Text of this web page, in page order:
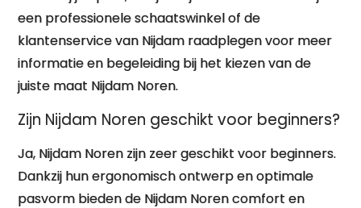
een professionele schaatswinkel of de
klantenservice van Nijdam raadplegen voor meer
informatie en begeleiding bij het kiezen van de
juiste maat Nijdam Noren.
Zijn Nijdam Noren geschikt voor beginners?
Ja, Nijdam Noren zijn zeer geschikt voor beginners.
Dankzij hun ergonomisch ontwerp en optimale
pasvorm bieden de Nijdam Noren comfort en